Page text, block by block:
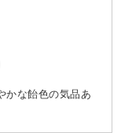
かな飴色の気品あ